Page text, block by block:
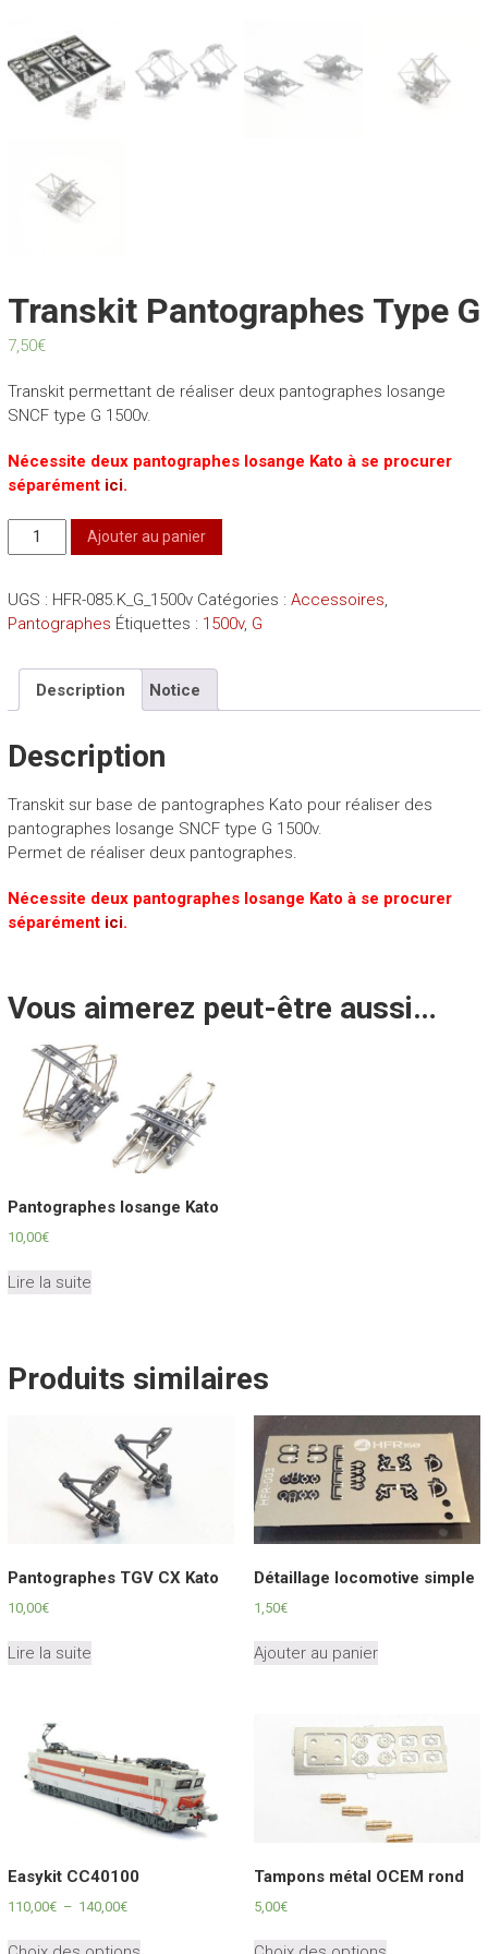
Transkit Pantographes Type G
7,50€
Transkit permettant de réaliser deux pantographes losange
SNCF type G 1500v.
Nécessite deux pantographes losange Kato à se procurer
séparément ici.
quantité
de
pantographes
type
Ajouter au panier
UGS : HFR-085.K_G_1500v Catégories : Accessoires,
Pantographes Étiquettes : 1500v, G
Description Notice
Description
Transkit sur base de pantographes Kato pour réaliser des
pantographes losange SNCF type G 1500v.
Permet de réaliser deux pantographes.
Nécessite deux pantographes losange Kato à se procurer
séparément ici.
Vous aimerez peut-être aussi…
Pantographes losange Kato
10,00€
Lire la suite
Produits similaires
Pantographes TGV CX Kato
10,00€
Lire la suite
Détaillage locomotive simple
1,50€
Ajouter au panier
Easykit CC40100
110,00€ – 140,00€Plage
prix :
Tampons métal OCEM rond
5,00€